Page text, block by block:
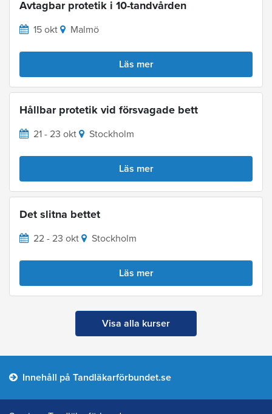
Avtagbar protetik i 10-tandvården
15 okt Malmö
Läs mer
Hållbar protetik vid försvagade bett
21 - 23 okt Stockholm
Läs mer
Det slitna bettet
22 - 23 okt Stockholm
Läs mer
Visa alla kurser
Innehåll på Tandläkarförbundet.se